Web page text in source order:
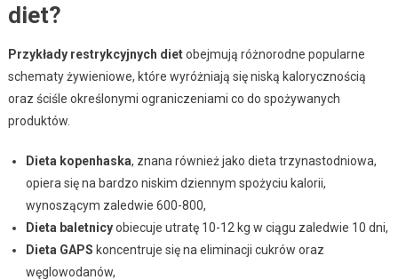
diet?
Przykłady restrykcyjnych dietobejmują różnorodne popularne
schematy żywieniowe, które wyróżniają się niską kalorycznością
oraz ściśle określonymi ograniczeniami co do spożywanych
produktów.
Dieta kopenhaska, znana również jako dieta trzynastodniowa,
opiera się na bardzo niskim dziennym spożyciu kalorii,
wynoszącym zaledwie 600-800,
Dieta baletnicyobiecuje utratę 10-12 kg w ciągu zaledwie 10 dni,
Dieta GAPS koncentruje się na eliminacji cukrów oraz
węglowodanów,